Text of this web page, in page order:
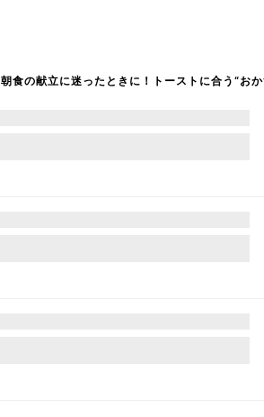
朝食の献立に迷ったときに！トーストに合う“お